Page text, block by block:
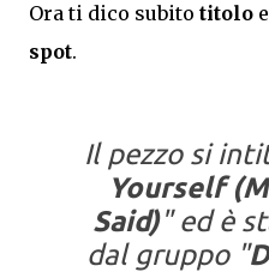
Ora ti dico subito titolo e
spot.
Il pezzo si
Yourself
Said)" ed è
dal gruppo "